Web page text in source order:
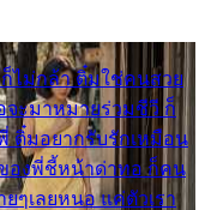
ไม่กล้า ติ๋มใช่คนสวย
จะมาหมายร่วมชีวี ก็
ติ๋มอยากรับรักเหมือน
องพี่ชี้หน้าด่าทอ ก็คน
ๆเลยหนอ แค่ตัวเรา